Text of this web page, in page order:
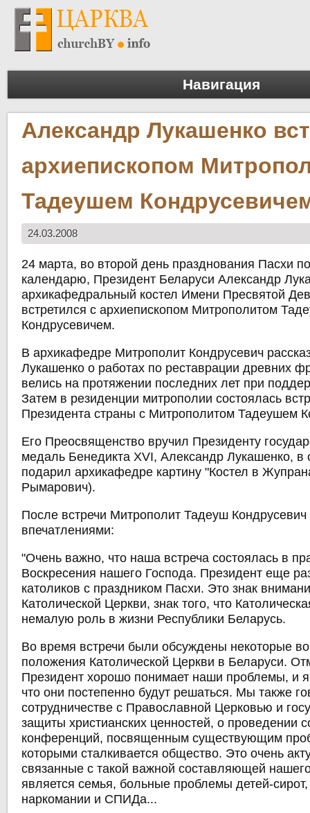
Навигация
Александр Лукашенко
архиепископом
Тадеушем
24.03.2008
24 марта, во второй день празднования Пасхи
календарю, Президент Беларуси Александр
архикафедральный костел Имени Пресвятой
встретился с архиепископом Митрополитом
Кондрусевичем.
В архикафедре Митрополит Кондрусевич
Лукашенко о работах по реставрации древних
велись на протяжении последних лет при
Затем в резиденции митрополии состоялась
Президента страны с Митрополитом Тадеушем
Его Преосвященство вручил Президенту
медаль Бенедикта XVI, Александр Лукашенко, в
подарил архикафедре картину "Костел в
Рымарович).
После встречи Митрополит Тадеуш
впечатлениями:
"Очень важно, что наша встреча состоялась в
Воскресения нашего Господа. Президент еще
католиков с праздником Пасхи. Это знак
Католической Церкви, знак того, что
немалую роль в жизни Республики Беларусь.
Во время встречи были обсуждены некоторые
положения Католической Церкви в Беларуси.
Президент хорошо понимает наши проблемы, и
что они постепенно будут решаться. Мы также
сотрудничестве с Православной Церковью и
защиты христианских ценностей, о проведении
конференций, посвященным существующим
которыми сталкивается общество. Это очень
связанные с такой важной составляющей
является семья, больные проблемы детей-
наркомании и СПИДа...